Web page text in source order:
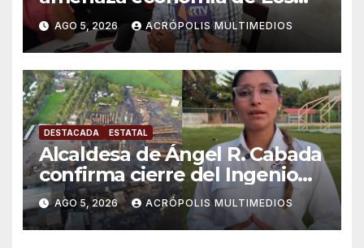
Tuxtlas
AGO 5, 2026 ACRÓPOLIS MULTIMEDIOS
DESTACADA ESTATAL
Alcaldesa de Ángel R. Cabada
confirma cierre del Ingenio
San Pedro; crece la
incertidumbre entre obreros
y productores
AGO 5, 2026 ACRÓPOLIS MULTIMEDIOS